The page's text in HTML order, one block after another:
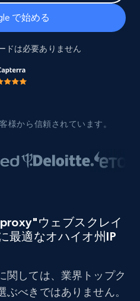
で始める
ドは必要ありません
から信頼されています。
ウェブスクレイ
最適なオハイオ州IP
関しては、業界トップク
べきではありません。